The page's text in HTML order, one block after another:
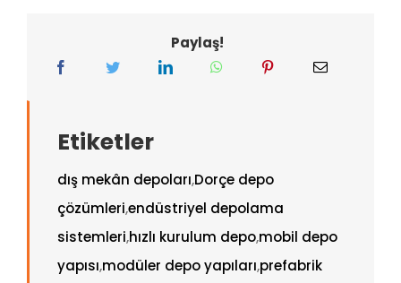
Paylaş!
Etiketler
dış mekân depoları,Dorçe depo
çözümleri,endüstriyel depolama
sistemleri,hızlı kurulum depo,mobil depo
yapısı,modüler depo yapıları,prefabrik